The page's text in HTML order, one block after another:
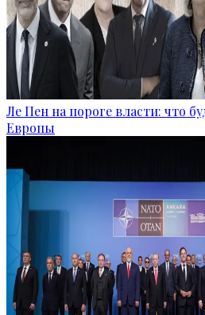
Ле Пен на пороге власти: что
Европы